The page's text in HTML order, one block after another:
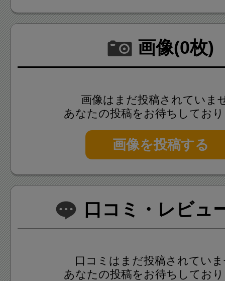
す。
20〜50名様での貸切も可能で
画像(0枚)
画像はまだ投稿されていま
あなたの投稿をお待ちしてお
画像を投稿する
口コミ・レビュ
口コミはまだ投稿されてい
あなたの投稿をお待ちしてお